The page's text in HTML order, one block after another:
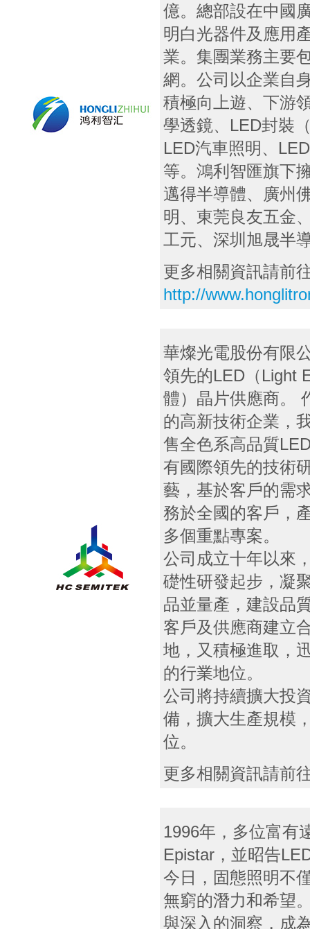
億。總部設在中國
明白光器件及應用
業。集團業務主要
網。公司以企業自
積極向上遊、下游
學透鏡、LED封裝
LED汽車照明、
等。鴻利智匯旗下
邁得半導體、廣州
明、東莞良友五金
工元、深圳旭晟半
更多相關資訊請前
http://
華燦光電股份有限
領先的LED（Light
體）晶片供應商。
的高新技術企業，
售全色系高品質
有國際領先的技術
藝，基於客戶的需
務於全國的客戶，
多個重點專案。
公司成立十年以來
礎性研發起步，凝
品並量產，建設品
客戶及供應商建立
地，又積極進取，
的行業地位。
公司將持續擴大投
備，擴大生產規模
位。
更多相關資訊請前
1996年，多位富有
Epistar，並昭告
今日，固態照明不
無窮的潛力和希望
與深入的洞察，成